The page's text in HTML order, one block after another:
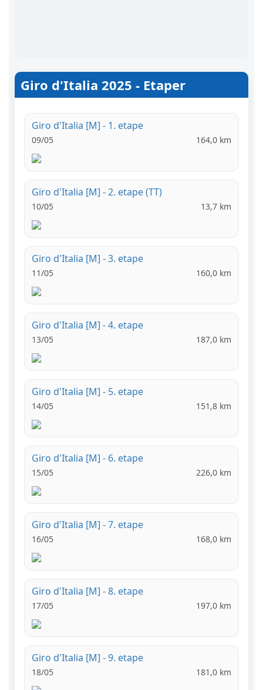
Giro d'Italia 2025 - Etaper
Giro d'Italia [M] - 1. etape
09/05 164,0 km
Giro d'Italia [M] - 2. etape (TT)
10/05 13,7 km
Giro d'Italia [M] - 3. etape
11/05 160,0 km
Giro d'Italia [M] - 4. etape
13/05 187,0 km
Giro d'Italia [M] - 5. etape
14/05 151,8 km
Giro d'Italia [M] - 6. etape
15/05 226,0 km
Giro d'Italia [M] - 7. etape
16/05 168,0 km
Giro d'Italia [M] - 8. etape
17/05 197,0 km
Giro d'Italia [M] - 9. etape
18/05 181,0 km